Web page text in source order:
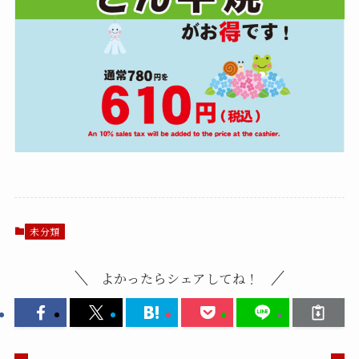
未分類
よかったらシェアしてね！